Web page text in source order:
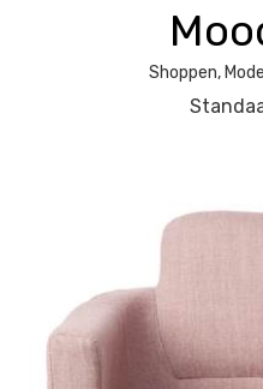
Shoppen,